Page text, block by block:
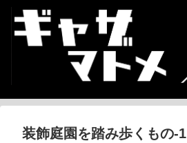
装飾庭園を踏み歩くもの-1